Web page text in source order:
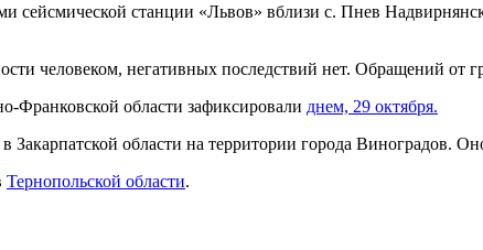
сейсмической станции «Львов» вблизи с. Пнев
человеком, негативных последствий нет. Обращений от
Франковской области зафиксировали днем, 29 октября.
в Закарпатской области на территории города Виноградов.
Тернопольской области.